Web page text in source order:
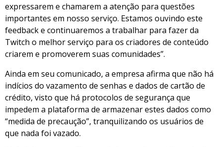
expressarem e chamarem a atenção para questões
importantes em nosso serviço. Estamos ouvindo este
feedback e continuaremos a trabalhar para fazer da
Twitch o melhor serviço para os criadores de conteúdo
criarem e promoverem suas comunidades”.
Ainda em seu comunicado, a empresa afirma que não há
indícios do vazamento de senhas e dados de cartão de
crédito, visto que há protocolos de segurança que
impedem a plataforma de armazenar estes dados como
“medida de precaução”, tranquilizando os usuários de
que nada foi vazado.